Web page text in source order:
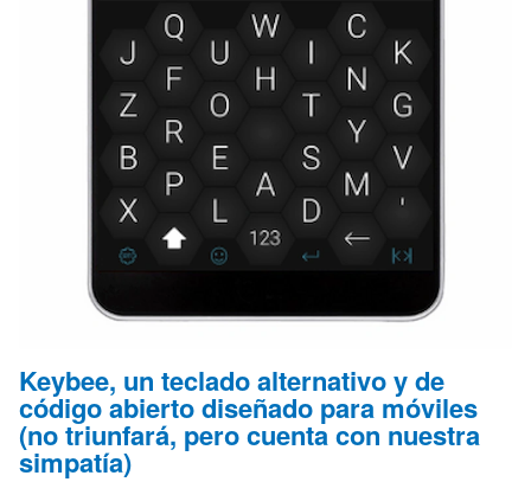
Keybee, un teclado alternativo y de
código abierto diseñado para móviles
(no triunfará, pero cuenta con nuestra
simpatía)